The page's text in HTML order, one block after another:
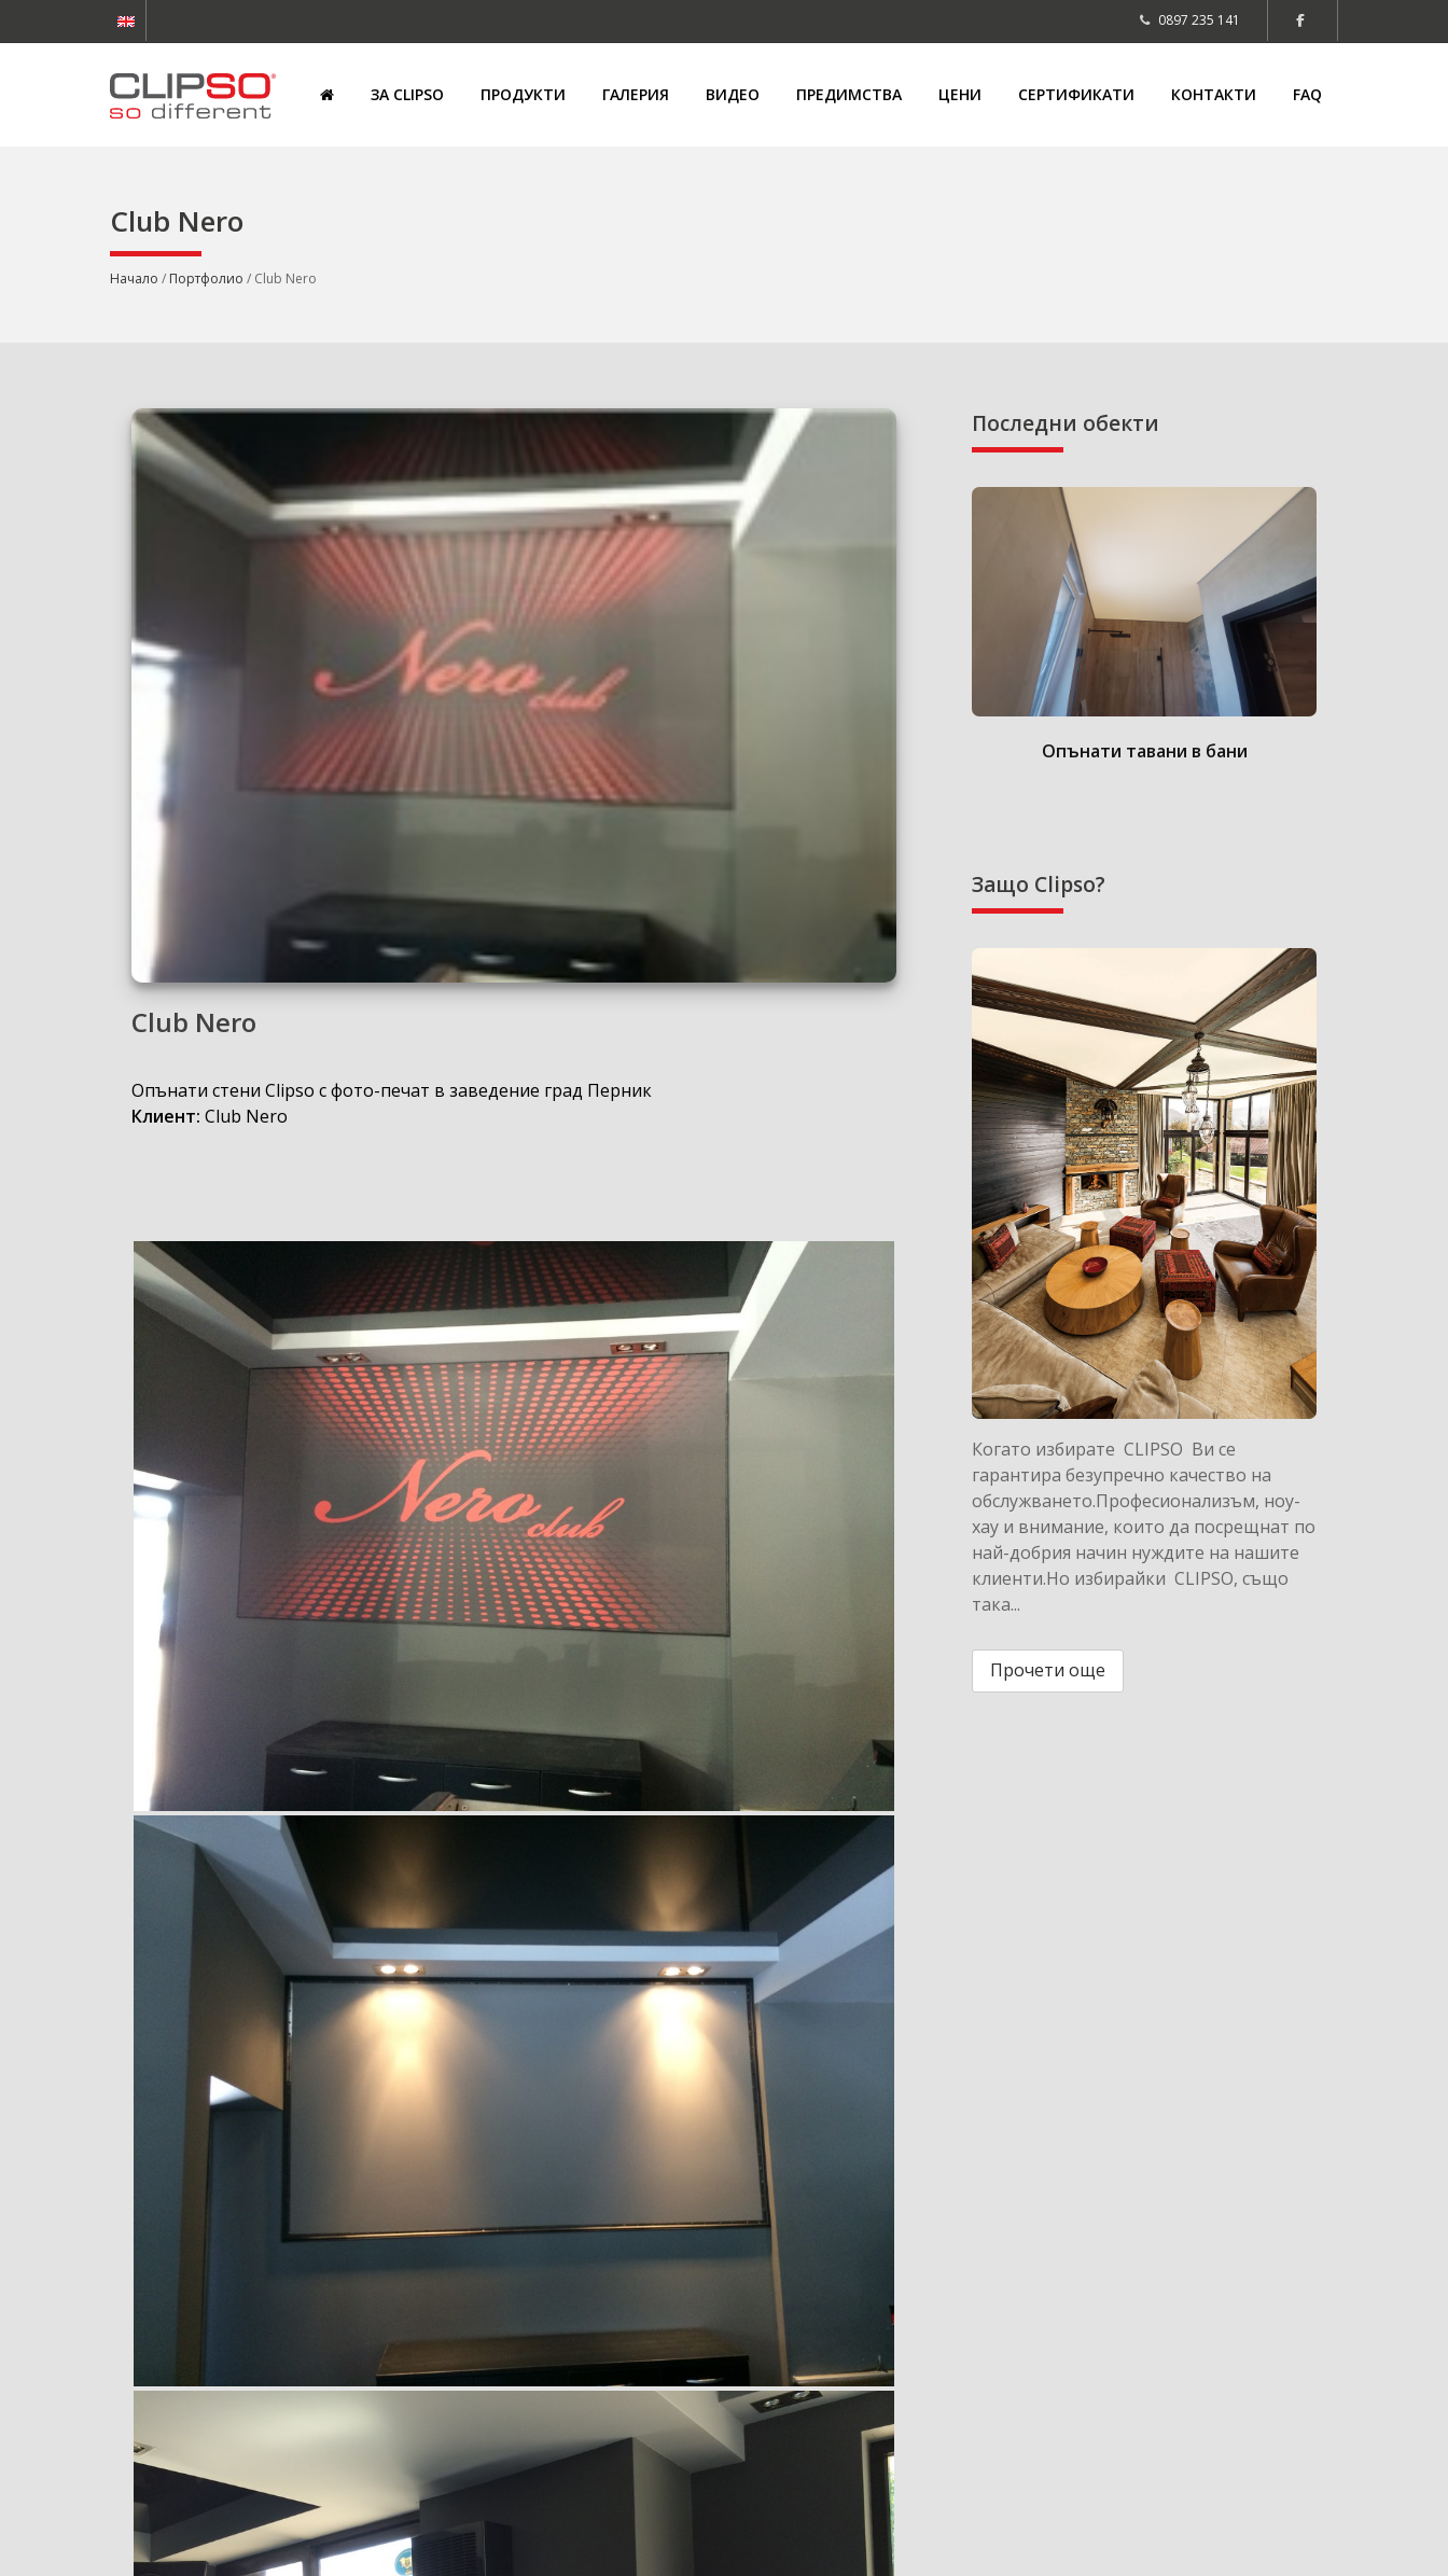
0897 235 141
ЗА CLIPSO ПРОДУКТИ ГАЛЕРИЯ ВИДЕО ПРЕДИМСТВА ЦЕНИ СЕРТИФИКАТИ КОНТАКТИ FAQ
Club Nero
Начало / Портфолио / Club Nero
Club Nero
Опънати стени Clipso с фото-печат в заведение град Перник
Клиент: Club Nero
Последни обекти
Опънат таван във Виена бар Девин Опънати тавани за дом
Защо Clipso?
Когато избирате CLIPSO Ви се
гарантира безупречно качество на
обслужването.Професионализъм, ноу-
хау и внимание, които да посрещнат по
най-добрия начин нуждите на нашите
клиенти.Но избирайки CLIPSO, също
така...
Прочети още